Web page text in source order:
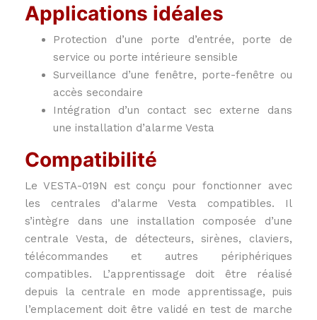
Applications idéales
Protection d’une porte d’entrée, porte de
service ou porte intérieure sensible
Surveillance d’une fenêtre, porte-fenêtre ou
accès secondaire
Intégration d’un contact sec externe dans
une installation d’alarme Vesta
Compatibilité
Le VESTA-019N est conçu pour fonctionner avec
les centrales d’alarme Vesta compatibles. Il
s’intègre dans une installation composée d’une
centrale Vesta, de détecteurs, sirènes, claviers,
télécommandes et autres périphériques
compatibles. L’apprentissage doit être réalisé
depuis la centrale en mode apprentissage, puis
l’emplacement doit être validé en test de marche